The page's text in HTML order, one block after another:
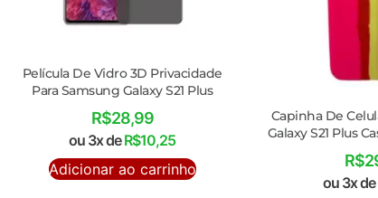
Película De Vidro 3D Privacidade
Para Samsung Galaxy S21 Plus
R$28,99
ou 3x deR$10,25
Adicionar ao carrinho
Capinha De
Galaxy S21 Plus
R$
ou 3x de